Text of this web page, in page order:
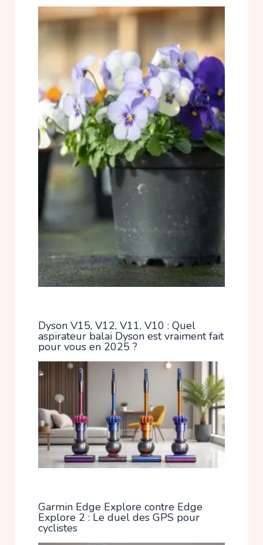
Dyson V15, V12, V11, V10 : Quel
aspirateur balai Dyson est vraiment fait
pour vous en 2025 ?
Garmin Edge Explore contre Edge
Explore 2 : Le duel des GPS pour
cyclistes